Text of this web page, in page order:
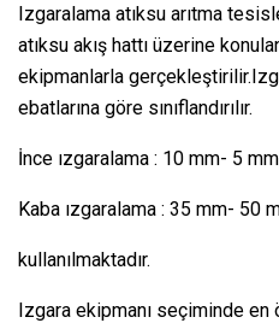
Izgaralama atıksu arıtma
atıksu akış hattı üzerine
ekipmanlarla
ebatlarına göre sınıflandırılır.
İnce ızgaralama : 10 mm- 5 mm
Kaba ızgaralama : 35 mm- 50
kullanılmaktadır.
Izgara ekipmanı seçiminde